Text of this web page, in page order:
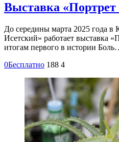
Выставка «Портрет
До середины марта 2025 года в
Исетский» работает выставка
итогам первого в истории
0Бесплатно 188 4